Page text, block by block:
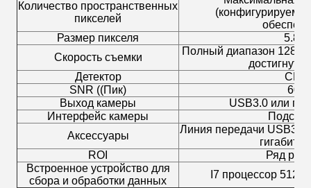
Количество пространственных
пикселей
Размер пикселя
Скорость съемки
Полный диапазон 128
достигнут
Детектор
SNR ((Пик)
600/
Выход камеры
USB3.0 или
Интерфейс камеры
Аксессуары
Линия передачи USB3.0
ROI
Ряд
Встроенное устройство для
сбора и обработки данных
I7 процессор